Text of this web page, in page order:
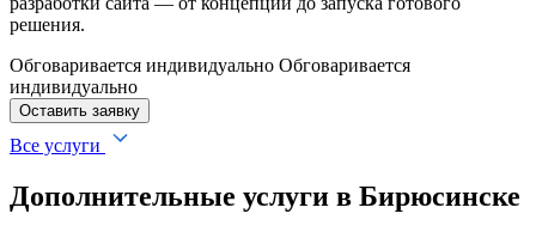
решения.
Обговаривается индивидуально Обговаривается
индивидуально
Оставить заявку
Все услуги
Дополнительные услуги в Бирюсинске